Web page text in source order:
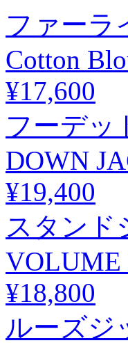
ファーラ
Cotton
¥17,600
フーデッ
DOWN
¥19,400
スタンド
VOLUME
¥18,800
ルーズジ